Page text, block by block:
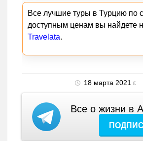
Все лучшие туры в Турцию по
доступным ценам вы найдете
Travelata.
18 марта 2021 г.
Все о жизни в